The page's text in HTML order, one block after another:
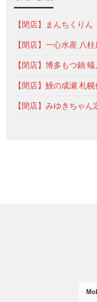
【閉店】まんちくりん
【閉店】一心水産 八柱
【閉店】博多もつ鍋
【閉店】鰻の成瀬 札
【閉店】みゆきちゃん